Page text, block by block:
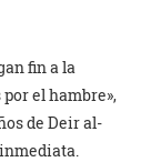
fin a la
el hambre»,
de Deir al-